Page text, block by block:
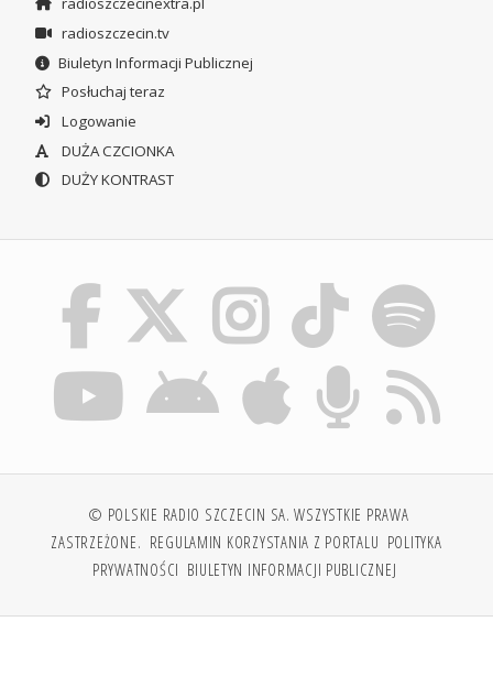
radioszczecin.tv
Biuletyn Informacji Publicznej
Posłuchaj teraz
Logowanie
DUŻA CZCIONKA
DUŻY KONTRAST
© POLSKIE RADIO SZCZECIN SA. WSZYSTKIE PRAWA
ZASTRZEŻONE. REGULAMIN KORZYSTANIA Z PORTALU POLITYKA
PRYWATNOŚCI BIULETYN INFORMACJI PUBLICZNEJ